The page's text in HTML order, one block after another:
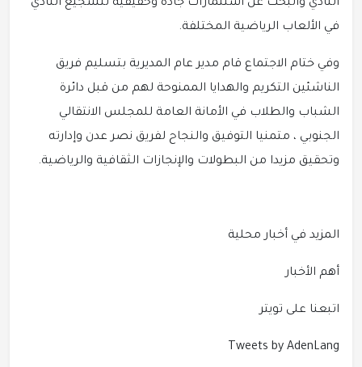
النادي والبحث عن استثمارات جادة وحقيقية لتشجيع النادي
في الألعاب الرياضية المختلفة.
وفي ختام الاجتماع قام مدير عام المديرية بتسليم فريق
الناشئين التكريم والهدايا الممنوحة لهم من قبل دائرة
الشباب والطلاب في الأمانة العامة للمجلس الانتقالي
الجنوبي ، متمنيا التوفيق والنجاح لفريق نصر عدن وإدارته
وتحقيق مزيدا من البطولات والإنجازات الثقافية والرياضية.
المزيد في أخبار محلية
أهم الأخبار
اتبعنا على تويتر
Tweets by AdenLang